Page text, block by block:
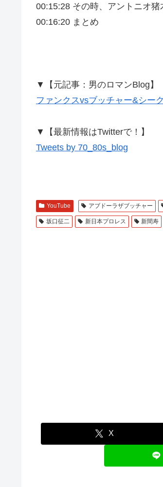
00:15:28 その時、アントニオ猪
00:16:20 まとめ
▼【元記事：男のロマンBlog】
ファンクスvsブッチャー&シー
▼【最新情報はTwitterで！】
Tweets by 70_80s_blog
YouTube アブドーラザブッチャー
坂口征二 新日本プロレス 新間寿
X